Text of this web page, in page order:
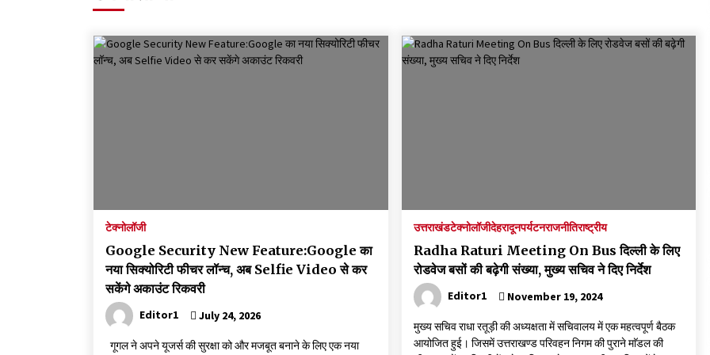
Thought Of The Day 18 May Thought Of The Day 17 May
May 10, 2022
टेक्नोलॉजी
Google Security New Feature:Google का
नया सिक्योरिटी फीचर लॉन्च, अब Selfie Video से कर
सकेंगे अकाउंट रिकवरी
Editor1 July 24, 2026
गूगल ने अपने यूजर्स की सुरक्षा को और मजबूत बनाने के लिए एक नया
उत्तराखंडटेक्नोलॉजीदेहरादूनपर्यटनराजनीतिराष्ट्रीय
Radha Raturi Meeting On Bus दिल्ली के लिए
रोडवेज बसों की बढ़ेगी संख्या, मुख्य सचिव ने दिए निर्देश
Editor1 November 19, 2024
मुख्य सचिव राधा रतूड़ी की अध्यक्षता में सचिवालय में एक महत्वपूर्ण बैठक
आयोजित हुई। जिसमें उत्तराखण्ड परिवहन निगम की पुराने माॅडल की